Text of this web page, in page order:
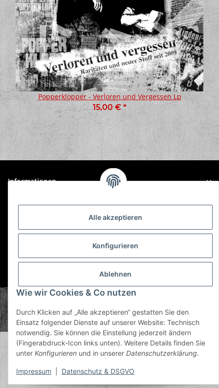
Popperklopper - Verloren und Vergessen Lp
15,00 € *
Informationen
Gesetzliche Informationen
* Alle Preise inkl. gesetzlicher USt., zzgl.Versand
Copyright © 2026 Plastic Bomb GmbH
Powered byJTL-Shop
Alle akzeptieren
Konfigurieren
Ablehnen
Wie wir Cookies & Co nutzen
Durch Klicken auf „Alle akzeptieren“ gestatten Sie den
Einsatz folgender Dienste auf unserer Website: Technisch
notwendig. Sie können die Einstellung jederzeit ändern
(Fingerabdruck-Icon links unten). Weitere Details finden Sie
unter Konfigurieren und in unserer Datenschutzerklärung.
Impressum Datenschutz & DSGVO